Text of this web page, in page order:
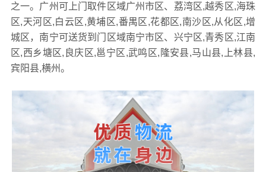
之一。广州可上门取件区域广州市区、荔湾区,越秀区,海珠
区,天河区,白云区,黄埔区,番禺区,花都区,南沙区,从化区,增
城区，南宁可送货到门区域南宁市区、兴宁区,青秀区,江南
区,西乡塘区,良庆区,邕宁区,武鸣区,隆安县,马山县,上林县,
宾阳县,横州。